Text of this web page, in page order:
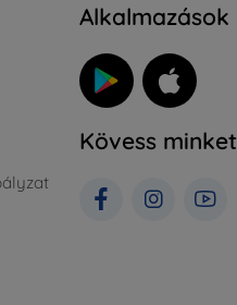
Alkalmazások
Kövess minket